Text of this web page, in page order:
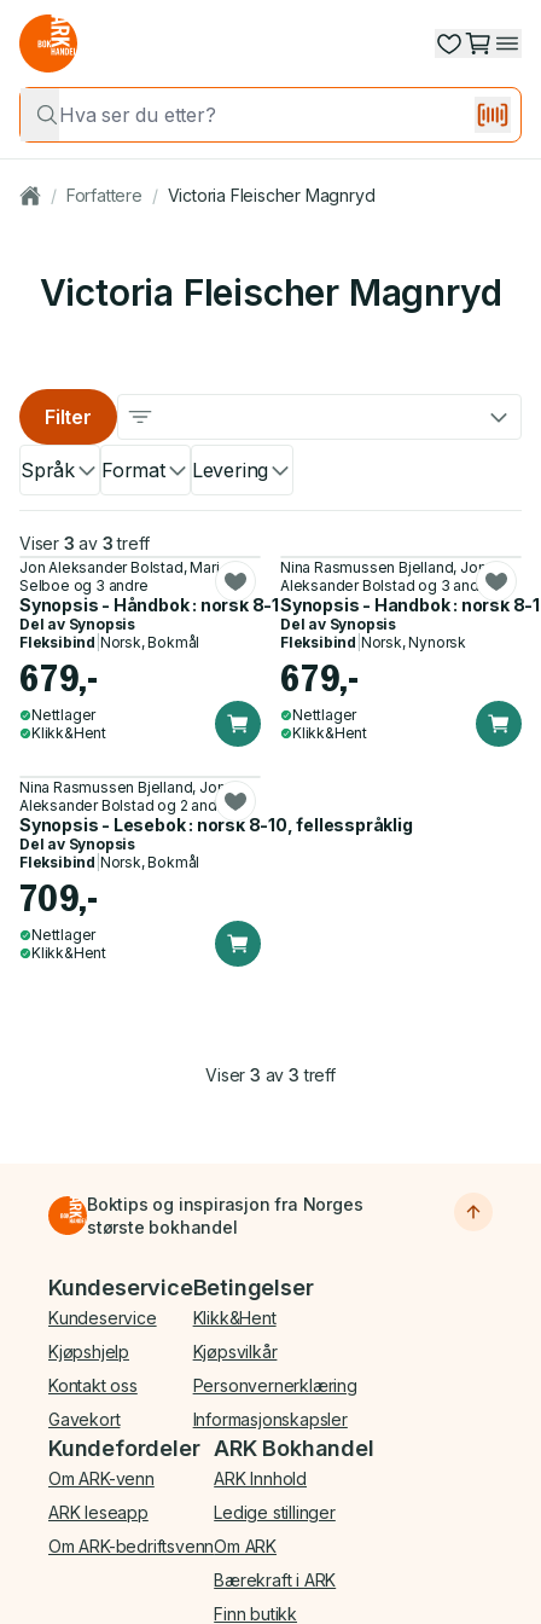
/ Forfattere / Victoria Fleischer Magnryd
Victoria Fleischer Magnryd
Språk Format Levering
Filter
Viser 3 av 3 treff
Jon Aleksander Bolstad, Mari
Selboe og 3 andre
Synopsis - Håndbok : norsk 8-10
Del av Synopsis
Fleksibind Norsk, Bokmål
679,-
Nettlager
Klikk&Hent
Nina Rasmussen Bjelland, Jon
Aleksander Bolstad og 3 andre
Synopsis - Handbok : norsk 8-
Del av Synopsis
Fleksibind Norsk, Nynorsk
679,-
Nettlager
Klikk&Hent
Nina Rasmussen Bjelland, Jon
Aleksander Bolstad og 2 andre
Synopsis - Lesebok : norsk 8-10, fellesspråklig
Del av Synopsis
Fleksibind Norsk, Bokmål
709,-
Nettlager
Klikk&Hent
Viser3 av 3 treff
Boktips og inspirasjon fra Norges
største bokhandel
Bunnmeny
Kundeservice
Kundeservice
Kjøpshjelp
Kontakt oss
Gavekort
Betingelser
Klikk&Hent
Kjøpsvilkår
Personvernerklæring
Informasjonskapsler
Kundefordeler
Om ARK-venn
ARK leseapp
Om ARK-bedriftsvenn
ARK Bokhandel
ARK Innhold
Ledige stillinger
Om ARK
Bærekraft i ARK
Finn butikk